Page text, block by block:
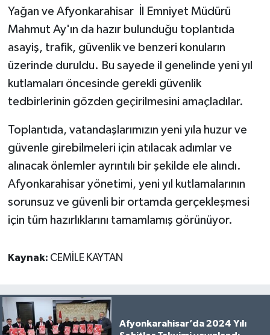
Yağan ve Afyonkarahisar İl Emniyet Müdürü
Mahmut Ay'ın da hazır bulunduğu toplantıda
asayiş, trafik, güvenlik ve benzeri konuların
üzerinde duruldu. Bu sayede il genelinde yeni yıl
kutlamaları öncesinde gerekli güvenlik
tedbirlerinin gözden geçirilmesini amaçladılar.
Toplantıda, vatandaşlarımızın yeni yıla huzur ve
güvenle girebilmeleri için atılacak adımlar ve
alınacak önlemler ayrıntılı bir şekilde ele alındı.
Afyonkarahisar yönetimi, yeni yıl kutlamalarının
sorunsuz ve güvenli bir ortamda gerçekleşmesi
için tüm hazırlıklarını tamamlamış görünüyor.
Kaynak: CEMİLE KAYTAN
Afyonkarahisar’da 2024 Yılı